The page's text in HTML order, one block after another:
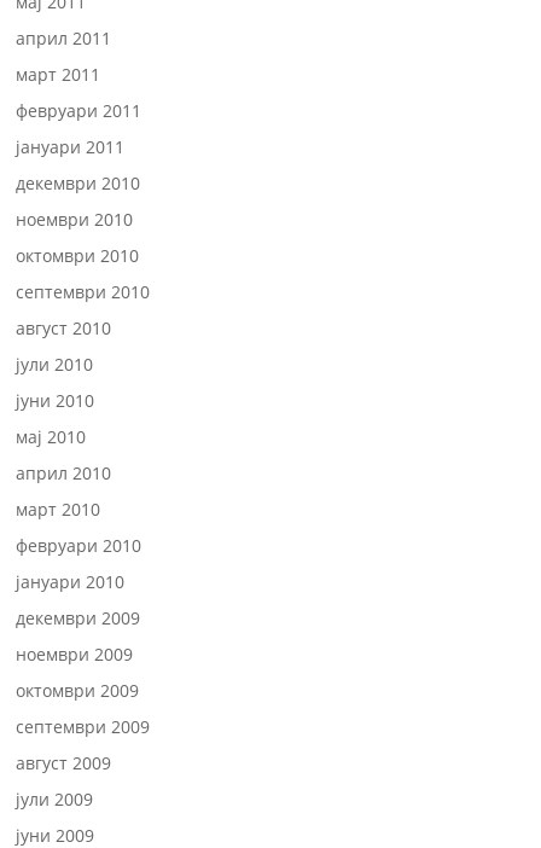
април 2011
март 2011
февруари 2011
јануари 2011
декември 2010
ноември 2010
октомври 2010
септември 2010
август 2010
јули 2010
јуни 2010
мај 2010
април 2010
март 2010
февруари 2010
јануари 2010
декември 2009
ноември 2009
октомври 2009
септември 2009
август 2009
јули 2009
јуни 2009